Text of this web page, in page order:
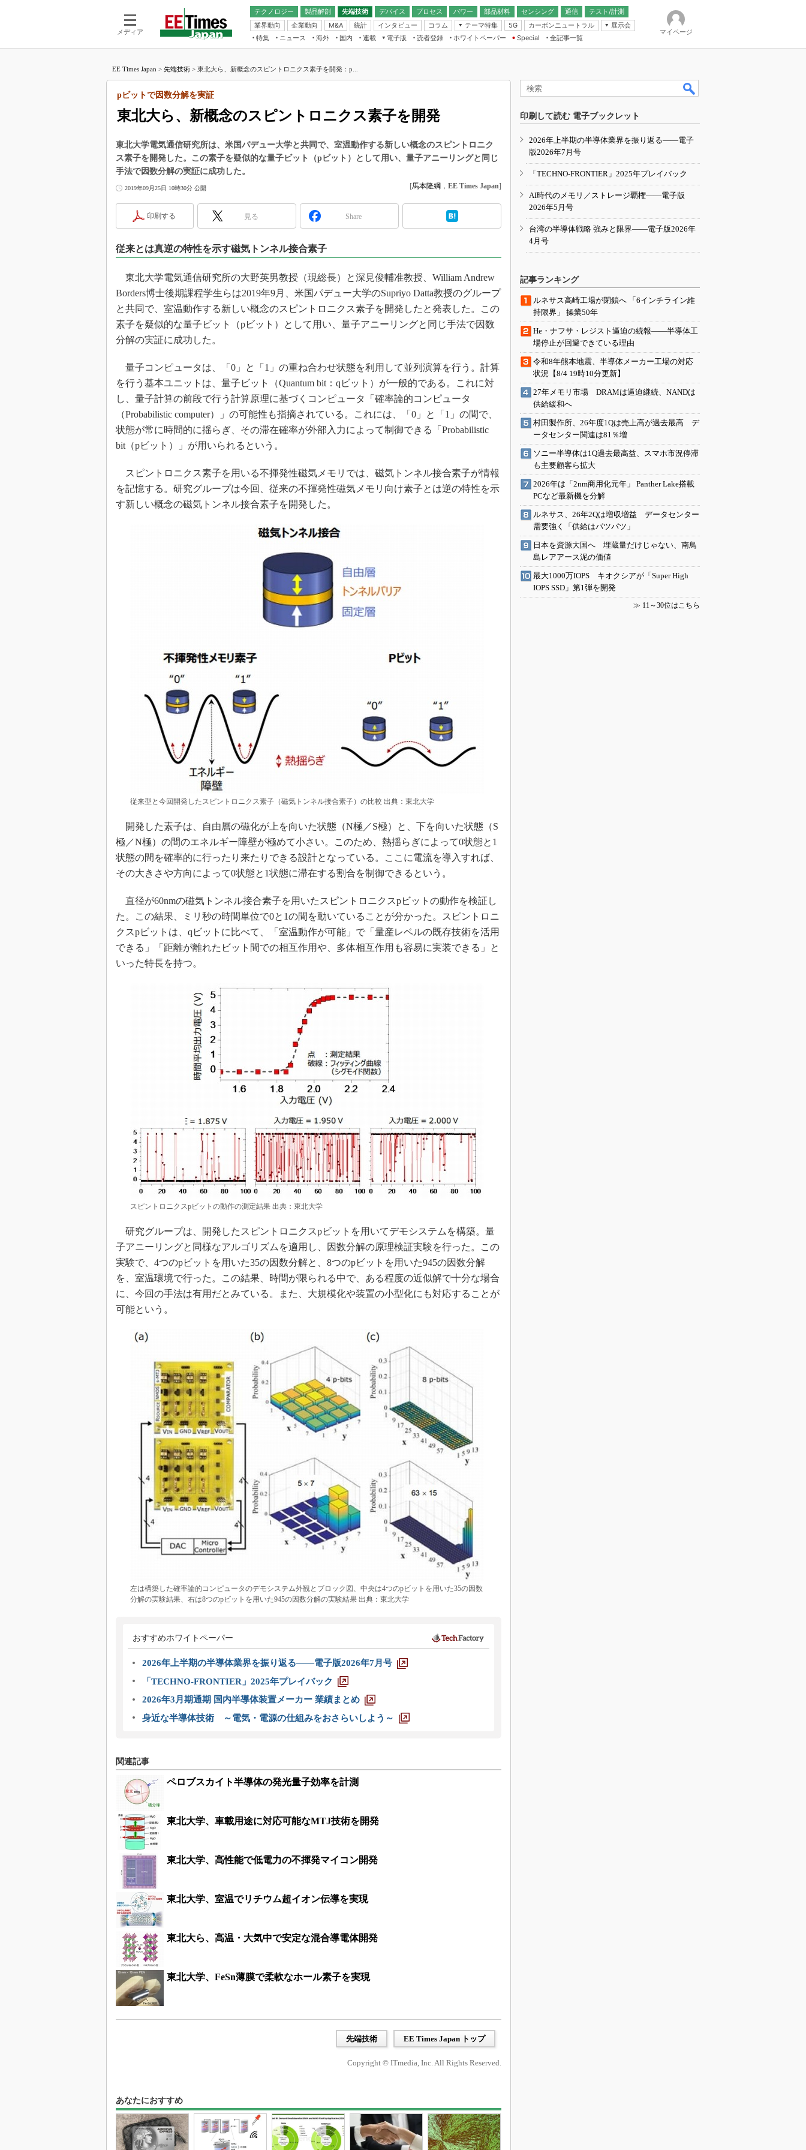
メディア
テクノロジー 製品解剖
先端技術
電池／エネルギー
デバイス
アナログ
マイコン
プロセス パワー 部品材料 センシング
通信
無線
テスト/計測
業界動向
企業動向 M&A 統計 インタビュー コラム
テーマ特集
フィジカルAI
読者調査（EE Times Research）
エレクトロニクス入門（EDN
5G カーボンニュートラル
展示会
IoT・エッジコンピューティング
EXPO
TECHNO-FRONTIER
人とくるま展
特集 ニュース 海外 国内
連載
福田昭のデバイス通信
大山聡の業界スコープ
リタイア直前エンジニアの社会人大
学漂流記
この10年で起こったこと、次の10年
製品分解で探るアジアの新トレンド
光伝送技術を知る
“異端児エンジニア”が仕掛けた社内
イノベーションは日本を救うのか
「英語に愛されないエンジニア」の
ための新行動論
電子版
電子ブックレット
読者登録 ホワイトペーパー
Special
全記事一覧
マイページ
EE Times Japan > 先端技術 > 東北大ら、新概念のスピントロニクス素子を開発：p...
東北大ら、新概念のスピントロニクス素子を開発
pビットで因数分解を実証
東北大学電気通信研究所は、米国パデュー大学と共同で、室温動作する新しい概念のスピントロニク
ス素子を開発した。この素子を疑似的な量子ビット（pビット）として用い、量子アニーリングと同じ
手法で因数分解の実証に成功した。
2019年09月25日 10時30分 公開 [馬本隆綱 ， EE Times Japan]
印刷する 見る Share
従来とは真逆の特性を示す磁気トンネル接合素子
東北大学電気通信研究所の大野英男教授（現総長）と深見俊輔准教授、William Andrew
Borders博士後期課程学生らは2019年9月、米国パデュー大学のSupriyo Datta教授のグループ
と共同で、室温動作する新しい概念のスピントロニクス素子を開発したと発表した。この
素子を疑似的な量子ビット（pビット）として用い、量子アニーリングと同じ手法で因数
分解の実証に成功した。
量子コンピュータは、「0」と「1」の重ね合わせ状態を利用して並列演算を行う。計算
を行う基本ユニットは、量子ビット（Quantum bit：qビット）が一般的である。これに対
し、量子計算の前段で行う計算原理に基づくコンピュータ「確率論的コンピュータ
（Probabilistic computer）」の可能性も指摘されている。これには、「0」と「1」の間で、
状態が常に時間的に揺らぎ、その滞在確率が外部入力によって制御できる「Probabilistic
bit（pビット）」が用いられるという。
スピントロニクス素子を用いる不揮発性磁気メモリでは、磁気トンネル接合素子が情報
を記憶する。研究グループは今回、従来の不揮発性磁気メモリ向け素子とは逆の特性を示
す新しい概念の磁気トンネル接合素子を開発した。
従来型と今回開発したスピントロニクス素子（磁気トンネル接合素子）の比較 出典：東北大学
開発した素子は、自由層の磁化が上を向いた状態（N極／S極）と、下を向いた状態（S
極／N極）の間のエネルギー障壁が極めて小さい。このため、熱揺らぎによって0状態と1
状態の間を確率的に行ったり来たりできる設計となっている。ここに電流を導入すれば、
その大きさや方向によって0状態と1状態に滞在する割合を制御できるという。
直径が60nmの磁気トンネル接合素子を用いたスピントロニクスpビットの動作を検証し
た。この結果、ミリ秒の時間単位で0と1の間を動いていることが分かった。スピントロニ
クスpビットは、qビットに比べて、「室温動作が可能」で「量産レベルの既存技術を活用
できる」「距離が離れたビット間での相互作用や、多体相互作用も容易に実装できる」と
いった特長を持つ。
スピントロニクスpビットの動作の測定結果 出典：東北大学
研究グループは、開発したスピントロニクスpビットを用いてデモシステムを構築。量
子アニーリングと同様なアルゴリズムを適用し、因数分解の原理検証実験を行った。この
実験で、4つのpビットを用いた35の因数分解と、8つのpビットを用いた945の因数分解
を、室温環境で行った。この結果、時間が限られる中で、ある程度の近似解で十分な場合
に、今回の手法は有用だとみている。また、大規模化や装置の小型化にも対応することが
可能という。
左は構築した確率論的コンピュータのデモシステム外観とブロック図、中央は4つのpビットを用いた35の因数
分解の実験結果、右は8つのpビットを用いた945の因数分解の実験結果 出典：東北大学
おすすめホワイトペーパー
2026年上半期の半導体業界を振り返る――電子版2026年7月号
「TECHNO-FRONTIER」2025年プレイバック
2026年3月期通期 国内半導体装置メーカー 業績まとめ
身近な半導体技術 ～電気・電源の仕組みをおさらいしよう～
関連記事
ペロブスカイト半導体の発光量子効率を計測
東北大学、車載用途に対応可能なMTJ技術を開発
東北大学、高性能で低電力の不揮発マイコン開発
東北大学、室温でリチウム超イオン伝導を実現
東北大ら、高温・大気中で安定な混合導電体開発
東北大学、FeSn薄膜で柔軟なホール素子を実現
先端技術 EE Times Japan トップ
Copyright © ITmedia, Inc. All Rights Reserved.
あなたにおすすめ
印刷して読む 電子ブックレット
2026年上半期の半導体業界を振り返る――電子
版2026年7月号
「TECHNO-FRONTIER」2025年プレイバック
AI時代のメモリ／ストレージ覇権――電子版
2026年5月号
台湾の半導体戦略 強みと限界――電子版2026年
4月号
記事ランキング
ルネサス高崎工場が閉鎖へ 「6インチライン維
持限界」 操業50年
He・ナフサ・レジスト逼迫の続報――半導体工
場停止が回避できている理由
令和8年熊本地震、半導体メーカー工場の対応
状況【8/4 19時10分更新】
27年メモリ市場 DRAMは逼迫継続、NANDは
供給緩和へ
村田製作所、26年度1Qは売上高が過去最高 デ
ータセンター関連は81％増
ソニー半導体は1Q過去最高益、スマホ市況停滞
も主要顧客ら拡大
2026年は「2nm商用化元年」 Panther Lake搭載
PCなど最新機を分解
ルネサス、26年2Qは増収増益 データセンター
需要強く「供給はパツパツ」
日本を資源大国へ 埋蔵量だけじゃない、南鳥
島レアアース泥の価値
最大1000万IOPS キオクシアが「Super High
IOPS SSD」第1弾を開発
≫ 11～30位はこちら